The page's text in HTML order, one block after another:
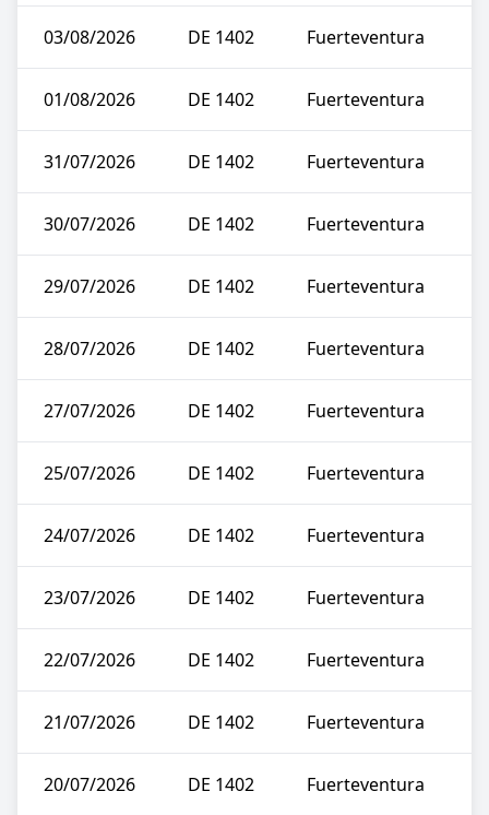
03/08/2026 DE 1402 Fuerteventura
01/08/2026 DE 1402 Fuerteventura
31/07/2026 DE 1402 Fuerteventura
30/07/2026 DE 1402 Fuerteventura
29/07/2026 DE 1402 Fuerteventura
28/07/2026 DE 1402 Fuerteventura
27/07/2026 DE 1402 Fuerteventura
25/07/2026 DE 1402 Fuerteventura
24/07/2026 DE 1402 Fuerteventura
23/07/2026 DE 1402 Fuerteventura
22/07/2026 DE 1402 Fuerteventura
21/07/2026 DE 1402 Fuerteventura
20/07/2026 DE 1402 Fuerteventura